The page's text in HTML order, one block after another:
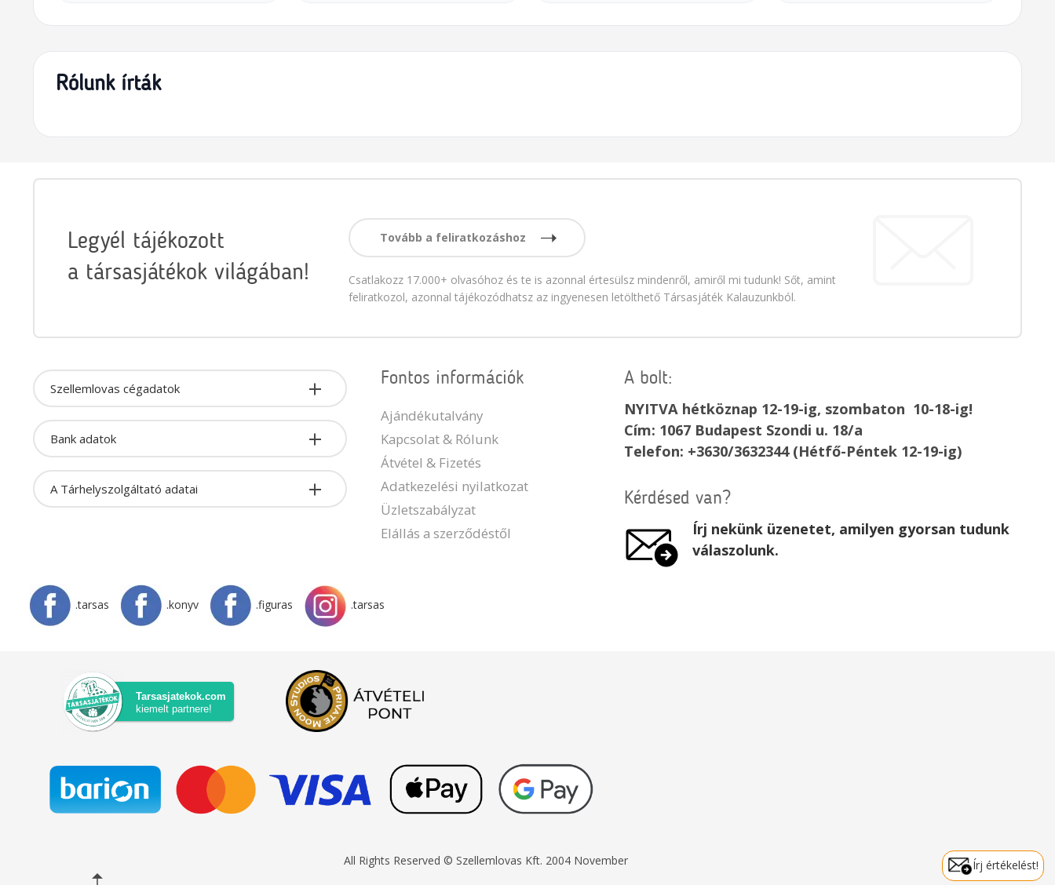
Rólunk írták
Legyél tájékozott
a társasjátékok világában!
Tovább a feliratkozáshoz
Csatlakozz 17.000+ olvasóhoz és te is azonnal értesülsz mindenről, amiről mi tudunk! Sőt, amint
feliratkozol, azonnal tájékozódhatsz az ingyenesen letölthető Társasjáték Kalauzunkból.
Szellemlovas cégadatok
Bank adatok
A Tárhelyszolgáltató adatai
Fontos információk
Ajándékutalvány
Kapcsolat & Rólunk
Átvétel & Fizetés
Adatkezelési nyilatkozat
Üzletszabályzat
Elállás a szerződéstől
A bolt:
NYITVA hétköznap 12-19-ig, szombaton 10-18-ig!
Cím: 1067 Budapest Szondi u. 18/a
Telefon: +3630/3632344 (Hétfő-Péntek 12-19-ig)
Kérdésed van?
Írj nekünk üzenetet, amilyen gyorsan tudunk
válaszolunk.
.tarsas .konyv .figuras .tarsas
Tarsasjatekok.com
kiemelt partnere!
All Rights Reserved © Szellemlovas Kft. 2004 November